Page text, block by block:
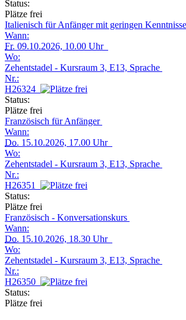
Status:
Plätze frei
Italienisch für Anfänger mit geringen
Wann:
Fr. 09.10.2026, 10.00 Uhr
Wo:
Zehentstadel - Kursraum 3, E13, Sprache
Nr.:
H26324
Status:
Plätze frei
Französisch für Anfänger
Wann:
Do. 15.10.2026, 17.00 Uhr
Wo:
Zehentstadel - Kursraum 3, E13, Sprache
Nr.:
H26351
Status:
Plätze frei
Französisch - Konversationskurs
Wann:
Do. 15.10.2026, 18.30 Uhr
Wo:
Zehentstadel - Kursraum 3, E13, Sprache
Nr.:
H26350
Status:
Plätze frei